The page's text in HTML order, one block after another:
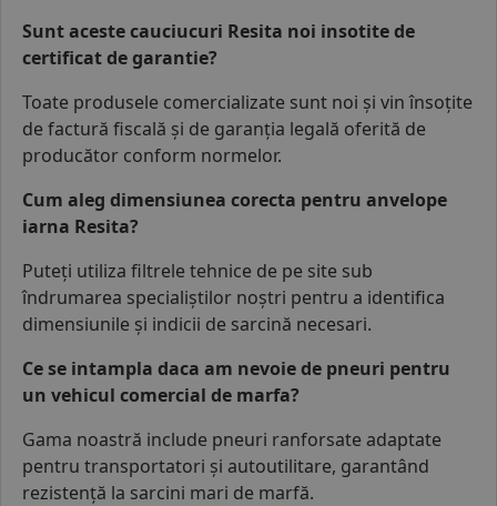
Sunt aceste cauciucuri Resita noi insotite de
certificat de garantie?
Toate produsele comercializate sunt noi și vin însoțite
de factură fiscală și de garanția legală oferită de
producător conform normelor.
Cum aleg dimensiunea corecta pentru anvelope
iarna Resita?
Puteți utiliza filtrele tehnice de pe site sub
îndrumarea specialiștilor noștri pentru a identifica
dimensiunile și indicii de sarcină necesari.
Ce se intampla daca am nevoie de pneuri pentru
un vehicul comercial de marfa?
Gama noastră include pneuri ranforsate adaptate
pentru transportatori și autoutilitare, garantând
rezistență la sarcini mari de marfă.